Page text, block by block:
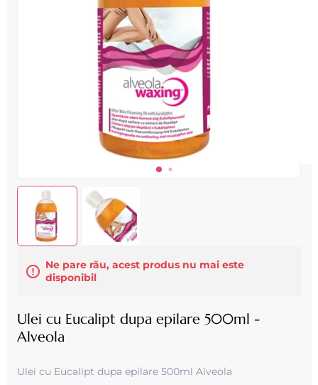
Ne pare rău, acest produs nu mai este
disponibil
Ulei cu Eucalipt dupa epilare 500ml -
Alveola
Ulei cu Eucalipt dupa epilare 500ml Alveola